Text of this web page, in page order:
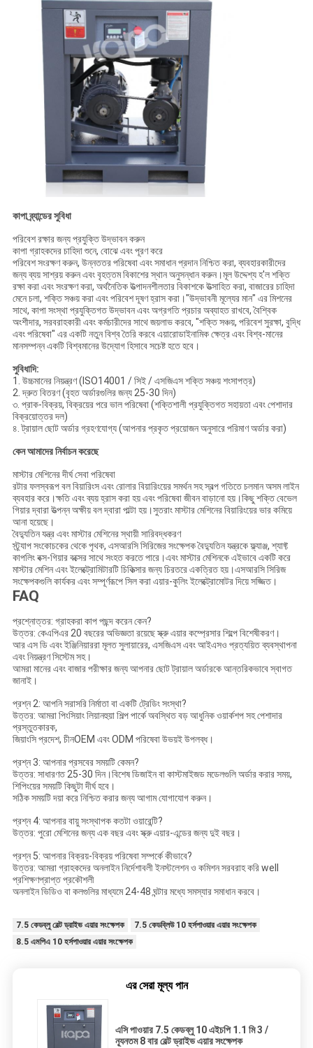
কাপা ব্র্যান্ডের সুবিধা
পরিবেশ রক্ষার জন্য প্রযুক্তি উদ্ভাবন করুন
কাপা গ্রাহকদের চাহিদা শুনে, বোঝে এবং পূরণ করে
পরিবেশ সংরক্ষণ করুন, উন্নততর পরিষেবা এবং সমাধান প্রদান নিশ্চিত করা, ব্যবহারকারীদের
জন্য ব্যয় সাশ্রয় করুন এবং বৃহত্তম বিকাশের স্থান অনুসন্ধান করুন।মূল উদ্দেশ্য হ'ল শক্তি
রক্ষা করা এবং সংরক্ষণ করা, অর্থনৈতিক উত্পাদনশীলতার বিকাশকে উত্সাহিত করা, বাজারের চাহিদা
মেনে চলা, শক্তি সঞ্চয় করা এবং পরিবেশ দূষণ হ্রাস করা।"উদ্ভাবনী মূল্যের মান" এর মিশনের
সাথে, কাপা সংস্থা প্রযুক্তিগত উদ্ভাবন এবং অগ্রগতি প্রচার অব্যাহত রাখবে, বৈশ্বিক
অংশীদার, সরবরাহকারী এবং কর্মচারীদের সাথে জয়লাভ করবে, "শক্তি সঞ্চয়, পরিবেশ সুরক্ষা, বুদ্ধি
এবং পরিষেবা" এর একটি নতুন বিশ্ব তৈরি করবে এয়ারোডাইনামিক ক্ষেত্র এবং বিশ্ব-মানের
মানসম্পন্ন একটি বিশ্বমানের উদ্যোগ হিসাবে সচেষ্ট হতে হবে।
সুবিধাদি:
1. উচ্চমানের নিয়ন্ত্রণ (ISO14001 / সিই / এসজিএস শক্তি সঞ্চয় শংসাপত্র)
2. দ্রুত বিতরণ (বৃহত অর্ডারগুলির জন্য 25-30 দিন)
৩. প্রাক-বিক্রয়, বিক্রয়ের পরে ভাল পরিষেবা (শক্তিশালী প্রযুক্তিগত সহায়তা এবং পেশাদার
বিক্রয়োত্তর দল)
৪. ট্রায়াল ছোট অর্ডার গ্রহণযোগ্য (আপনার প্রকৃত প্রয়োজন অনুসারে পরিমাণ অর্ডার করা)
কেন আমাদের নির্বাচন করেছে
মাস্টার মেশিনের দীর্ঘ সেবা পরিষেবা
রটার ফলস্বরূপ বল বিয়ারিংস এবং রোলার বিয়ারিংয়ের সমর্থন সহ স্বল্প গতিতে চলমান অসম লাইন
ব্যবহার করে।ক্ষতি এবং ব্যয় হ্রাস করা হয় এবং পরিষেবা জীবন বাড়ানো হয়।কিছু শক্তি বেভেল
গিয়ার দ্বারা উত্পন্ন অক্ষীয় বল দ্বারা পাল্টা হয়।সুতরাং মাস্টার মেশিনের বিয়ারিংয়ের ভার কমিয়ে
আনা হয়েছে।
বৈদ্যুতিন যন্ত্র এবং মাস্টার মেশিনের স্থায়ী সারিবদ্ধকরণ
স্ট্র্যাপ সংকোচকের থেকে পৃথক, এসআরসি সিরিজের সংক্ষেপক বৈদ্যুতিন যন্ত্রকে ফ্ল্যাঞ্জ, শ্যাফ্ট
কাপলিং বক্স-গিয়ার বক্সের সাথে সংহত করতে পারে।এবং মাস্টার মেশিনকে এইভাবে একটি করে
মাস্টার মেশিন এবং ইলেক্ট্রোমিটারটি চিকিত্সার জন্য চিরতরে একত্রিত হয়।এসআরসি সিরিজ
সংক্ষেপকগুলি কার্যকর এবং সম্পূর্ণরূপে সিল করা এয়ার-কুলিং ইলেক্ট্রোমোটর দিয়ে সজ্জিত।
FAQ
প্রশ্নোত্তর: গ্রাহকরা কাপ পছন্দ করেন কেন?
উত্তর: কেএপিএর 20 বছরের অভিজ্ঞতা রয়েছে স্ক্রু এয়ার কম্প্রেসার শিল্পে বিশেষীকরণ।
আর এস ডি এবং ইঞ্জিনিয়াররা মূলত সুলায়ারের, এসজিএস এবং আইএসও প্রত্যয়িত ব্যবস্থাপনা
এবং নিয়ন্ত্রণ সিস্টেম সহ।
আমরা মানের এবং বাজার পরীক্ষার জন্য আপনার ছোট ট্রায়াল অর্ডারকে আন্তরিকভাবে স্বাগত
জানাই।
প্রশ্ন 2: আপনি সরাসরি নির্মাতা বা একটি ট্রেডিং সংস্থা?
উত্তর: আমরা পিংসিয়াং লিয়ানহুয়া শিল্প পার্কে অবস্থিত বড় আধুনিক ওয়ার্কশপ সহ পেশাদার
প্রস্তুতকারক,
জিয়াংসি প্রদেশ, চীনOEM এবং ODM পরিষেবা উভয়ই উপলব্ধ।
প্রশ্ন 3: আপনার প্রসবের সময়টি কেমন?
উত্তর: সাধারণত 25-30 দিন।বিশেষ ডিজাইন বা কাস্টমাইজড মডেলগুলি অর্ডার করার সময়,
শিপিংয়ের সময়টি কিছুটা দীর্ঘ হবে।
সঠিক সময়টি দয়া করে নিশ্চিত করার জন্য আগাম যোগাযোগ করুন।
প্রশ্ন 4: আপনার বায়ু সংস্থাপক কতটা ওয়ারেন্টি?
উত্তর: পুরো মেশিনের জন্য এক বছর এবং স্ক্রু এয়ার-এন্ডের জন্য দুই বছর।
প্রশ্ন 5: আপনার বিক্রয়-বিক্রয় পরিষেবা সম্পর্কে কীভাবে?
উত্তর: আমরা গ্রাহকদের অনলাইন নির্দেশাবলী ইনস্টলেশন ও কমিশন সরবরাহ করি well
প্রশিক্ষণপ্রাপ্ত প্রকৌশলী
অনলাইন ভিডিও বা কলগুলির মাধ্যমে 24-48 ঘন্টার মধ্যে সমস্যার সমাধান করবে।
7.5 কেডব্লু বেল্ট ড্রাইভ এয়ার সংক্ষেপক
7.5 কেডব্লিউ 10 হর্সপাওয়ার এয়ার সংক্ষেপক
8.5 এমপিএ 10 হর্সপাওয়ার এয়ার সংক্ষেপক
এর সেরা মূল্য পান
এসি পাওয়ার 7.5 কেডব্লু 10 এইচপি 1.1 মি 3 /
ন্যূনতম 8 বার বেল্ট ড্রাইভ এয়ার সংক্ষেপক